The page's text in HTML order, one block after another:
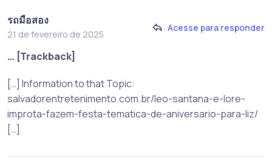
รถมือสอง
21 de fevereiro de 2025
Acesse para responder
… [Trackback]
[…] Information to that Topic:
salvadorentretenimento.com.br/leo-santana-e-lore-
improta-fazem-festa-tematica-de-aniversario-para-liz/
[…]